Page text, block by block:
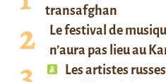
transafghan
Le festival de
n’aura pas lieu au
Les artistes